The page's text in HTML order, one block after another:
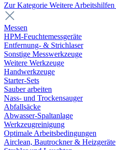
Zur Kategorie Weitere Arbeitshilfen
Messen
HPM-Feuchtemessgeräte
Entfernung- & Strichlaser
Sonstige Messwerkzeuge
Weitere Werkzeuge
Handwerkzeuge
Starter-Sets
Sauber arbeiten
Nass- und Trockensauger
Abfallsäcke
Abwasser-Spaltanlage
Werkzeugreinigung
Optimale Arbeitsbedingungen
Airclean, Bautrockner & Heizgeräte